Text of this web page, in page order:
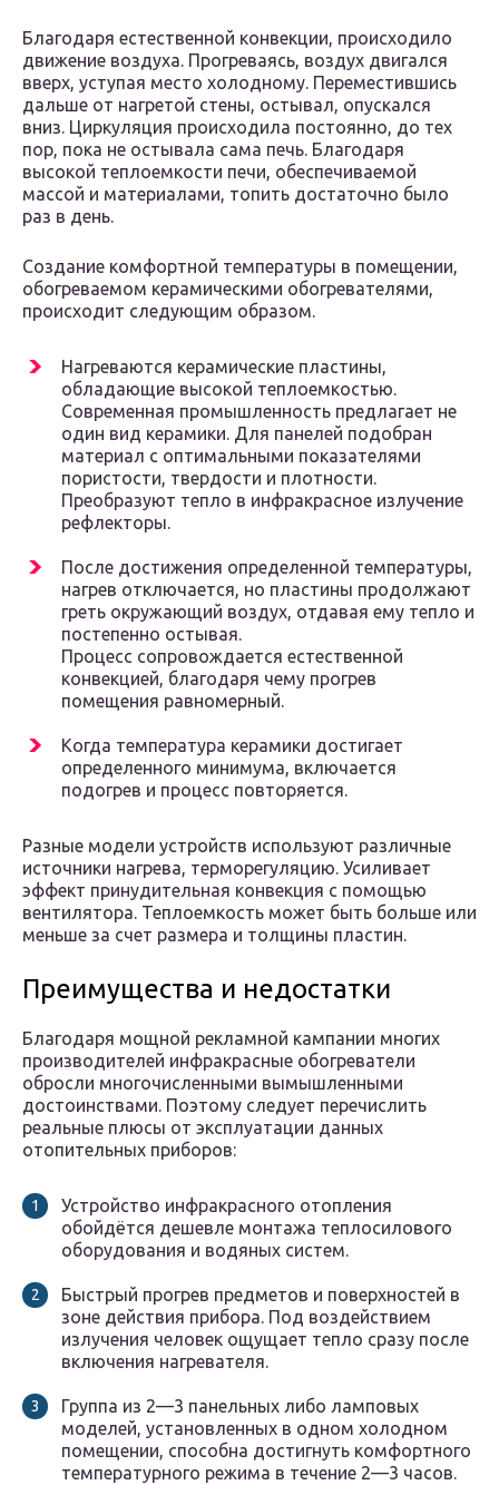
Благодаря естественной конвекции, происходило
движение воздуха. Прогреваясь, воздух двигался
вверх, уступая место холодному. Переместившись
дальше от нагретой стены, остывал, опускался
вниз. Циркуляция происходила постоянно, до тех
пор, пока не остывала сама печь. Благодаря
высокой теплоемкости печи, обеспечиваемой
массой и материалами, топить достаточно было
раз в день.
Создание комфортной температуры в помещении,
обогреваемом керамическими обогревателями,
происходит следующим образом.
Нагреваются керамические пластины,
обладающие высокой теплоемкостью.
Современная промышленность предлагает не
один вид керамики. Для панелей подобран
материал с оптимальными показателями
пористости, твердости и плотности.
Преобразуют тепло в инфракрасное излучение
рефлекторы.
После достижения определенной температуры,
нагрев отключается, но пластины продолжают
греть окружающий воздух, отдавая ему тепло и
постепенно остывая.
Процесс сопровождается естественной
конвекцией, благодаря чему прогрев
помещения равномерный.
Когда температура керамики достигает
определенного минимума, включается
подогрев и процесс повторяется.
Разные модели устройств используют различные
источники нагрева, терморегуляцию. Усиливает
эффект принудительная конвекция с помощью
вентилятора. Теплоемкость может быть больше или
меньше за счет размера и толщины пластин.
Преимущества и недостатки
Благодаря мощной рекламной кампании многих
производителей инфракрасные обогреватели
обросли многочисленными вымышленными
достоинствами. Поэтому следует перечислить
реальные плюсы от эксплуатации данных
отопительных приборов:
Устройство инфракрасного отопления
обойдётся дешевле монтажа теплосилового
оборудования и водяных систем.
Быстрый прогрев предметов и поверхностей в
зоне действия прибора. Под воздействием
излучения человек ощущает тепло сразу после
включения нагревателя.
Группа из 2—3 панельных либо ламповых
моделей, установленных в одном холодном
помещении, способна достигнуть комфортного
температурного режима в течение 2—3 часов.